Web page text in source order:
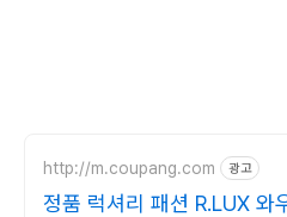
http://m.coupang.com 광고
정품 럭셔리 패션 R.LUX 와